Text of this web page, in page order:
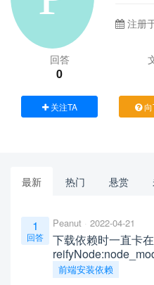
注册
回答
0
关注TA 向
最新 热门 悬赏
1
回答
Peanut 2022-04-21
下载依赖时一直卡
前端安装依赖